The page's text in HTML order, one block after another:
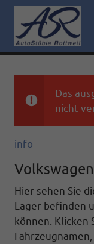
Das
nicht
info
Hier sehen Sie
Lager befinden
können. Klicken